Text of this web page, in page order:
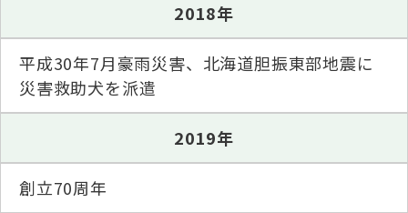
2018年
平成30年7月豪雨災害、北海道胆振東部地震に
災害救助犬を派遣
2019年
創立70周年